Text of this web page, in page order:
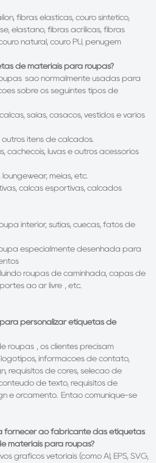
fibras elásticas, couro sintético,
elastano, fibras acrílicas, fibras
natural, couro PU, penugem
de materiais para roupas?
são normalmente usadas para
sobre os seguintes tipos de
saias, casacos, vestidos e vários
itens de calçados.
cachecóis, luvas e outros acessórios
meias, etc.
calças esportivas, calçados
interior, sutiãs, cuecas, fatos de
especialmente desenhada para
roupas de caminhada, capas de
ao ar livre , etc.
personalizar etiquetas de
roupas , os clientes precisam
informações de contato,
requisitos de cores, seleção de
de texto, requisitos de
e orçamento. Então comunique-se
fornecer ao fabricante das etiquetas
materiais para roupas?
gráficos vetoriais (como AI, EPS, SVG,